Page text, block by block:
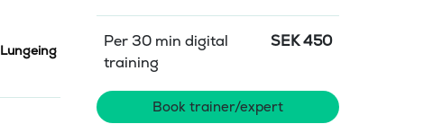
Lungeing
Per 30 min digital
training
SEK450
Book trainer/expert